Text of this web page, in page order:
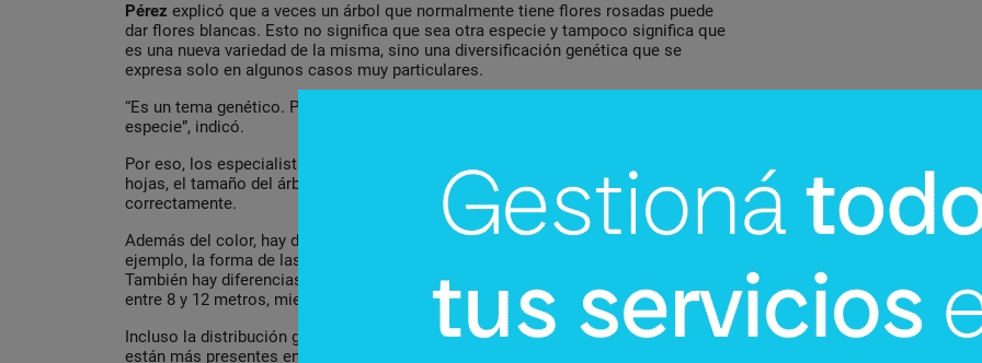
Pérez explicó que a veces un árbol que normalmente tiene flores rosadas puede
dar flores blancas. Esto no significa que sea otra especie y tampoco significa que
es una nueva variedad de la misma, sino una diversificación genética que se
expresa solo en algunos casos muy particulares.
“Es un tema genético. Puede aparecer un color distinto dentro de la misma
especie”, indicó.
Por eso, los especialistas no se guían solo por el color, sino también por las
hojas, el tamaño del árbol y otras características para identificarlos
correctamente.
Además del color, hay detalles que ayudan a diferenciar las especies. Por
ejemplo, la forma de las hojas es clave: algunas tienen cinco partes y otras siete.
También hay diferencias en el crecimiento, ya que ciertos tajy pueden alcanzar
entre 8 y 12 metros, mientras que otros superan los 30 metros de altura.
Incluso la distribución geográfica ayuda a identificarlos, ya que algunas especies
están más presentes en el Chaco, otras en la región oriental o en zonas de